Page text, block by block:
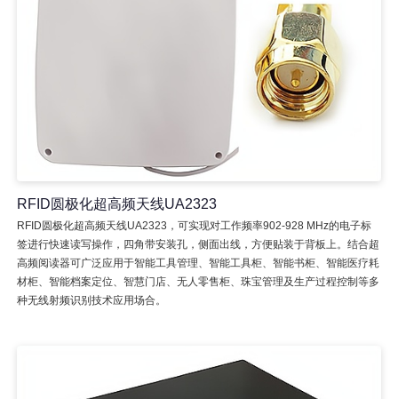
RFID圆极化超高频天线UA2323
RFID圆极化超高频天线UA2323，可实现对工作频率902-928 MHz的电子标
签进行快速读写操作，四角带安装孔，侧面出线，方便贴装于背板上。结合超
高频阅读器可广泛应用于智能工具管理、智能工具柜、智能书柜、智能医疗耗
材柜、智能档案定位、智慧门店、无人零售柜、珠宝管理及生产过程控制等多
种无线射频识别技术应用场合。